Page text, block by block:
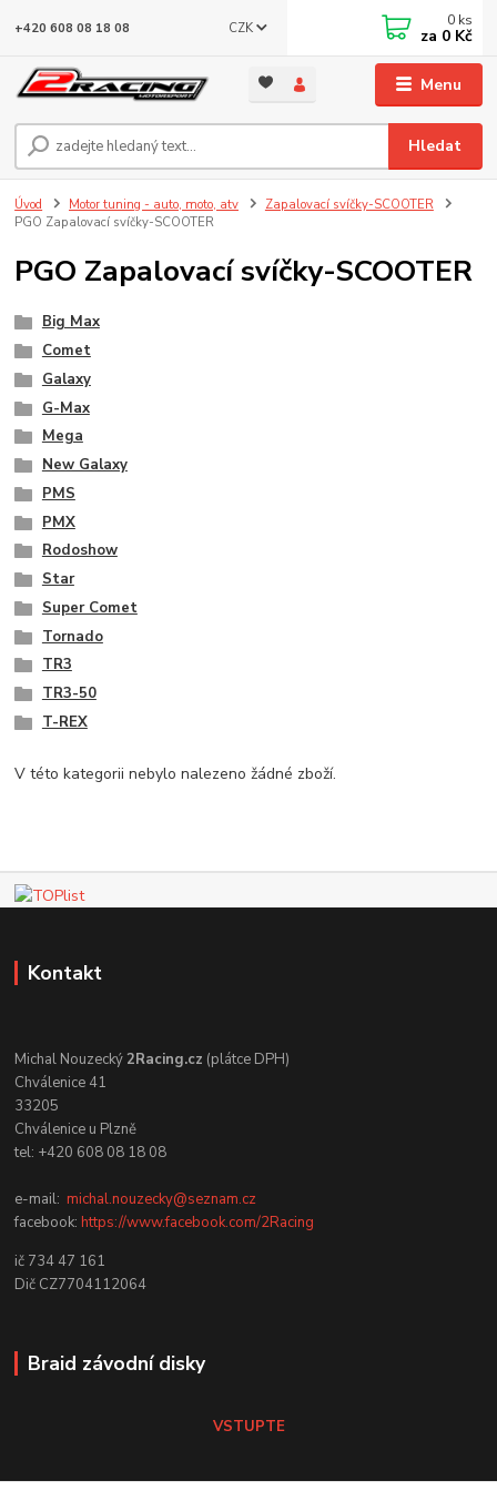
Menu
CZK
Hledat
+420 608 08 18 08 0 ks
za 0 Kč
Úvod Motor tuning - auto, moto, atv
Zapalovací svíčky-SCOOTER
PGO Zapalovací svíčky-SCOOTER
PGO Zapalovací svíčky-SCOOTER
Big Max
Comet
Galaxy
G-Max
Mega
New Galaxy
PMS
PMX
Rodoshow
Star
Super Comet
Tornado
TR3
TR3-50
T-REX
V této kategorii nebylo nalezeno žádné zboží.
Kontakt
Michal Nouzecký2Racing.cz (plátce DPH)
Chválenice 41
33205
Chválenice u Plzně
tel: +420 608 08 18 08
e-mail:michal.nouzecky@seznam.cz
facebook:https://www.facebook.com/2Racing
ič 734 47 161
Dič CZ7704112064
Braid závodní disky
VSTUPTE